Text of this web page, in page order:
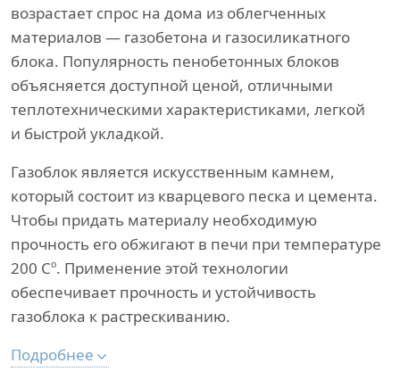
возрастает спрос на дома из облегченных
материалов — газобетона и газосиликатного
блока. Популярность пенобетонных блоков
объясняется доступной ценой, отличными
теплотехническими характеристиками, легкой
и быстрой укладкой.
Газоблок является искусственным камнем,
который состоит из кварцевого песка и цемента.
Чтобы придать материалу необходимую
прочность его обжигают в печи при температуре
200 Сº. Применение этой технологии
обеспечивает прочность и устойчивость
газоблока к растрескиванию.
Подробнее